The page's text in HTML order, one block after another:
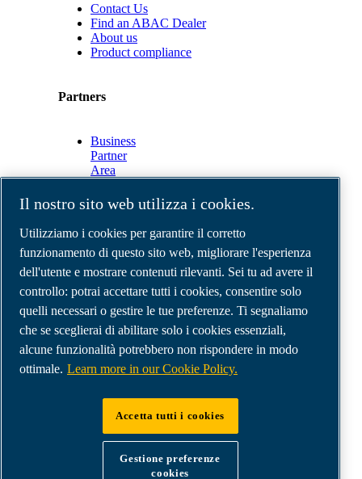
Contact Us
Find an ABAC Dealer
About us
Product compliance
Partners
Business
Partner
Area
Connect
2.0
Business
ABAC
Media
Gallery
©2026 Compressori d'aria ABAC
Note legali e privacy
Modulo resi
Modulo di reclamo
ABAC International | MultiAir Italia S.r.l. - Via
Selva Maiolo 5/7, 36075 Montecchio Maggiore
(VI), Italy | VAT IT07060600967 | HQ: Via
Il nostro sito web utilizza i cookies.
Utilizziamo i cookies per garantire il corretto
funzionamento di questo sito web, migliorare l'esperienza
dell'utente e mostrare contenuti rilevanti. Sei tu ad avere il
controllo: potrai accettare tutti i cookies, consentire solo
quelli necessari o gestire le tue preferenze. Ti segnaliamo
che se sceglierai di abilitare solo i cookies essenziali,
alcune funzionalità potrebbero non rispondere in modo
ottimale. Learn more in our Cookie Policy.
Accetta tutti i cookies
Gestione preferenze
cookies